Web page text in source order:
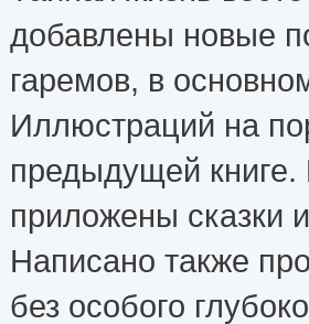
добавлены новые
гаремов, в
Иллюстраций на
предыдущей книге.
приложены сказки
Написано также
без особого